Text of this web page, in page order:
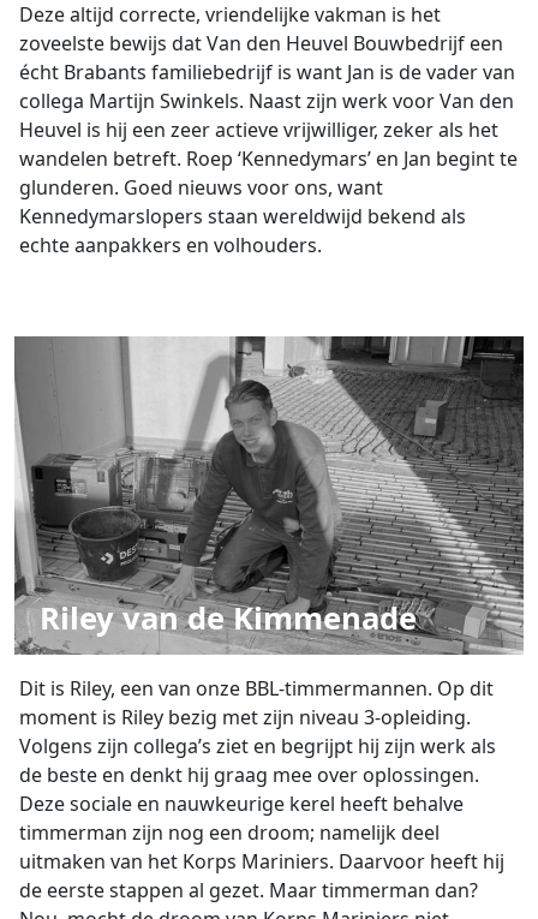
Deze altijd correcte, vriendelijke vakman is het
zoveelste bewijs dat Van den Heuvel Bouwbedrijf een
écht Brabants familiebedrijf is want Jan is de vader van
collega Martijn Swinkels. Naast zijn werk voor Van den
Heuvel is hij een zeer actieve vrijwilliger, zeker als het
wandelen betreft. Roep ‘Kennedymars’ en Jan begint te
glunderen. Goed nieuws voor ons, want
Kennedymarslopers staan wereldwijd bekend als
echte aanpakkers en volhouders.
Riley van de Kimmenade
Dit is Riley, een van onze BBL-timmermannen. Op dit
moment is Riley bezig met zijn niveau 3-opleiding.
Volgens zijn collega’s ziet en begrijpt hij zijn werk als
de beste en denkt hij graag mee over oplossingen.
Deze sociale en nauwkeurige kerel heeft behalve
timmerman zijn nog een droom; namelijk deel
uitmaken van het Korps Mariniers. Daarvoor heeft hij
de eerste stappen al gezet. Maar timmerman dan?